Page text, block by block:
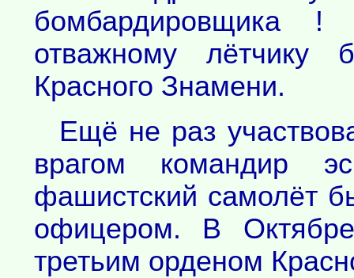
бомбардировщика
отважному лётчику
Красного Знамени.
Ещё не раз
врагом командир
фашистский самолёт
офицером. В
третьим орденом